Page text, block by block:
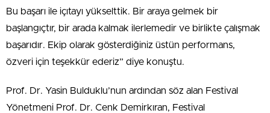
Bu başarı ile içıtayı yükselttik. Bir araya gelmek bir
başlangıçtır, bir arada kalmak ilerlemedir ve birlikte çalışmak
başarıdır. Ekip olarak gösterdiğiniz üstün performans,
özveri için teşekkür ederiz” diye konuştu.
Prof. Dr. Yasin Bulduklu’nun ardından söz alan Festival
Yönetmeni Prof. Dr. Cenk Demirkıran, Festival